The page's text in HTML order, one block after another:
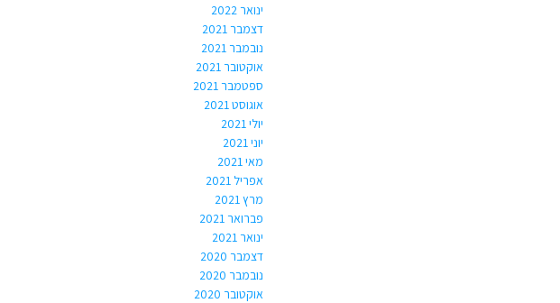
ינואר 2022
דצמבר 2021
נובמבר 2021
אוקטובר 2021
ספטמבר 2021
אוגוסט 2021
יולי 2021
יוני 2021
מאי 2021
אפריל 2021
מרץ 2021
פברואר 2021
ינואר 2021
דצמבר 2020
נובמבר 2020
אוקטובר 2020